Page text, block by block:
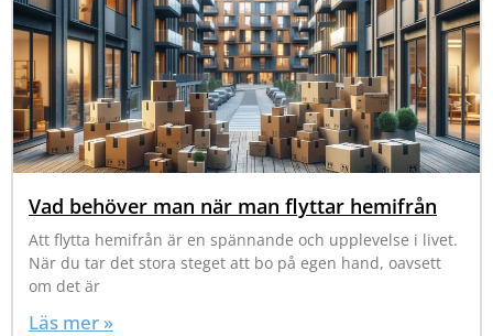
Vad behöver man när man flyttar hemifrån
Att flytta hemifrån är en spännande och upplevelse i livet.
När du tar det stora steget att bo på egen hand, oavsett
om det är
Läs mer »